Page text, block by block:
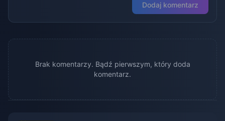
Dodaj komentarz
Brak komentarzy. Bądź pierwszym, który doda
komentarz.